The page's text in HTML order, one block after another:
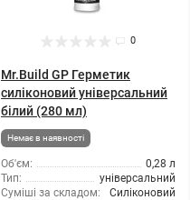
0
Mr.Build GP Герметик
силіконовий універсальний
білий (280 мл)
Немає в наявності
Об'єм:
0,28 л
Тип:
універсальний
Суміші за складом:
Силіконовий